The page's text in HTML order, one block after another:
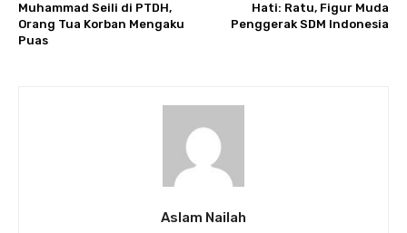
Muhammad Seili di PTDH,
Orang Tua Korban Mengaku
Puas
Hati: Ratu, Figur Muda
Penggerak SDM Indonesia
Aslam Nailah